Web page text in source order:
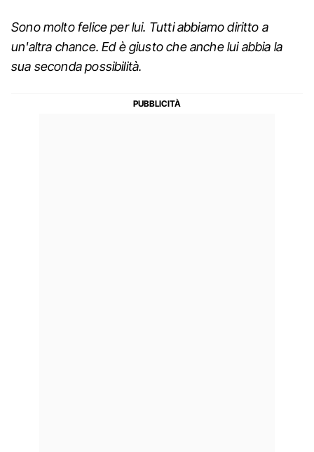
Sono molto felice per lui. Tutti abbiamo diritto a
un'altra chance. Ed è giusto che anche lui abbia la
sua seconda possibilità.